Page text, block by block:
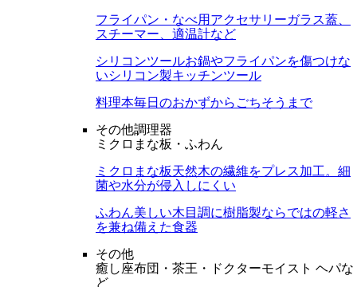
フライパン・なべ用アクセサリーガラス蓋、
スチーマー、適温計など
シリコンツールお鍋やフライパンを傷つけな
いシリコン製キッチンツール
料理本毎日のおかずからごちそうまで
その他調理器
ミクロまな板・ふわん
ミクロまな板天然木の繊維をプレス加工。細
菌や水分が侵入しにくい
ふわん美しい木目調に樹脂製ならではの軽さ
を兼ね備えた食器
その他
癒し座布団・茶王・ドクターモイスト ヘパな
ど